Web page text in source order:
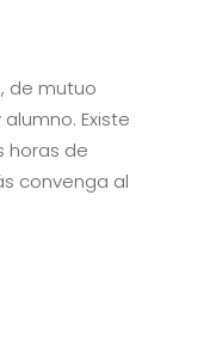
de mutuo
Existe
horas de
convenga al